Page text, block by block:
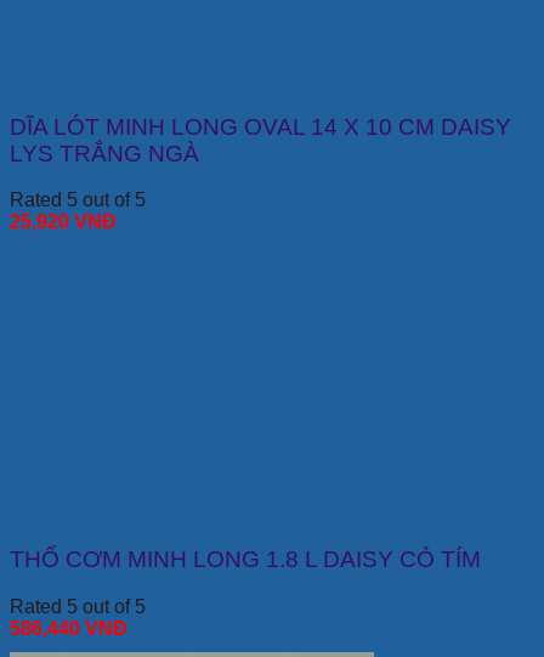
DĨA LÓT MINH LONG OVAL 14 X 10 CM DAISY
LYS TRẮNG NGÀ
Rated 5 out of 5
25,920 VNĐ
THỐ CƠM MINH LONG 1.8 L DAISY CỎ TÍM
Rated 5 out of 5
586,440 VNĐ